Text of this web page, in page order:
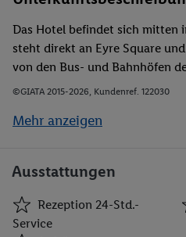
Das Hotel befindet sich mitten
steht direkt an Eyre Square
von den Bus- und Bahnhöfen
dieser Lage können die
Lough Atalia, in nur ca. 5 min zu
Shannon.
©GIATA 2015-2026, Kundenref. 122030
Mehr anzeigen
Ausstattungen
Rezeption 24-Std.-
Service